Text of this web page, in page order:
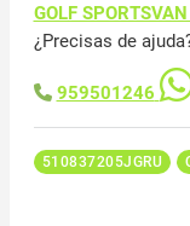
GOLF
¿Precisas de
959501246
510837205JGRU